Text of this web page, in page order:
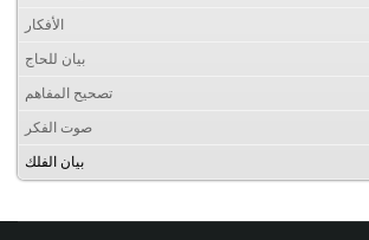
الأفكار
بيان للحاج
تصحيح المفاهم
صوت الفكر
بيان الفلك